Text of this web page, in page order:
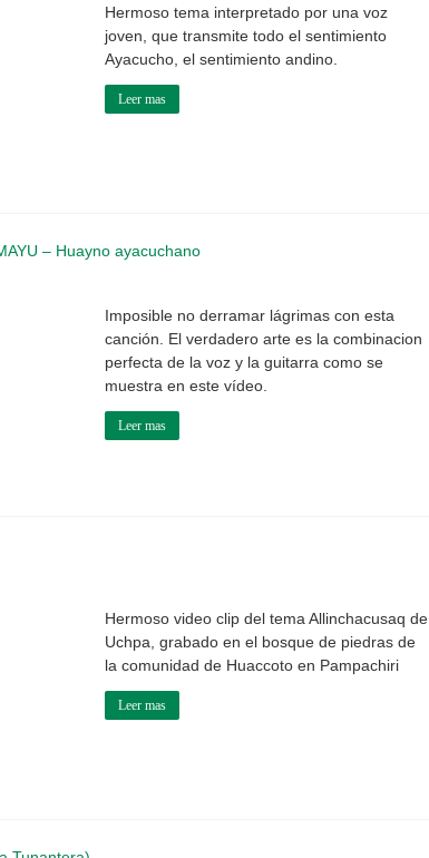
Hermoso tema interpretado por una voz
joven, que transmite todo el sentimiento
Ayacucho, el sentimiento andino.
Leer mas
– Huayno ayacuchano
Imposible no derramar lágrimas con esta
canción. El verdadero arte es la combinacion
perfecta de la voz y la guitarra como se
muestra en este vídeo.
Leer mas
Hermoso video clip del tema Allinchacusaq de
Uchpa, grabado en el bosque de piedras de
la comunidad de Huaccoto en Pampachiri
Leer mas